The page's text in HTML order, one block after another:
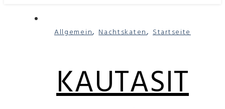
Allgemein,Nachtskaten, Startseite
KAUTASIT